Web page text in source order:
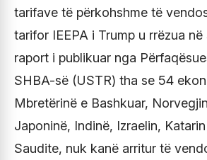
tarifave të përkohshme të
tarifor IEEPA i Trump u rrëzua
raport i publikuar nga
SHBA-së (USTR) tha se 54
Mbretërinë e Bashkuar,
Japoninë, Indinë, Izraelin,
Saudite, nuk kanë arritur të